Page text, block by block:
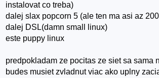
instalovat co treba)
dalej slax popcorn 5 (ale ten ma asi az
dalej DSL(damn small linux)
este puppy linux
predpokladam ze pocitas ze siet sa sama
budes musiet zvladnut viac ako uplny